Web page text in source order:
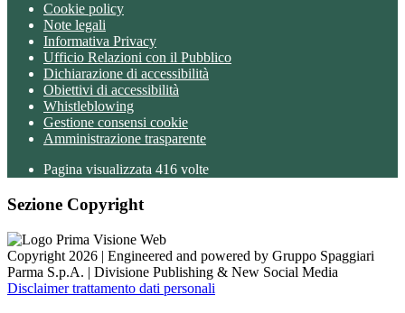
Cookie policy
Note legali
Informativa Privacy
Ufficio Relazioni con il Pubblico
Dichiarazione di accessibilità
Obiettivi di accessibilità
Whistleblowing
Gestione consensi cookie
Amministrazione trasparente
Pagina visualizzata 416 volte
Sezione Copyright
Copyright 2026 | Engineered and powered by Gruppo Spaggiari
Parma S.p.A. | Divisione Publishing & New Social Media
Disclaimer trattamento dati personali